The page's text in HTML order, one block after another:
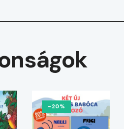
-20%